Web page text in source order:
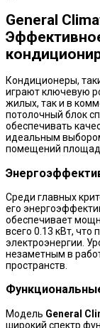
General
Кондиционеры,
играют ключевую
жилых, так и в
потолочный блок
обеспечивать
идеальным
помещений
Среди главных
его
обеспечивает
всего 0.13 кВт, что
электроэнергии.
незаметным в
пространств.
Модель General
широкий спектр